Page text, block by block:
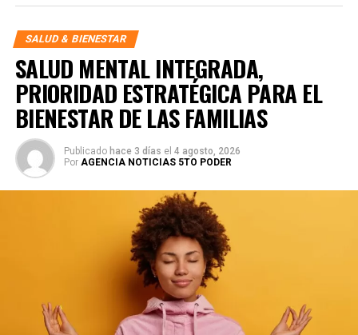
SALUD & BIENESTAR
SALUD MENTAL INTEGRADA,
PRIORIDAD ESTRATÉGICA PARA EL
BIENESTAR DE LAS FAMILIAS
Publicado hace 3 días el 4 agosto, 2026
Por AGENCIA NOTICIAS 5TO PODER